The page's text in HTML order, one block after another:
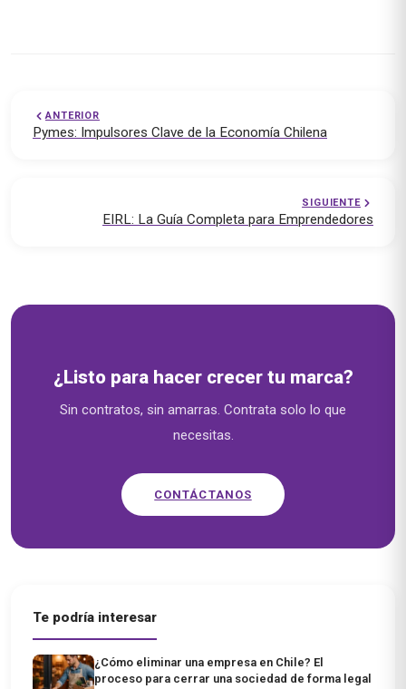
ANTERIOR
Pymes: Impulsores Clave de la Economía Chilena
SIGUIENTE
EIRL: La Guía Completa para Emprendedores
¿Listo para hacer crecer tu marca?
Sin contratos, sin amarras. Contrata solo lo que
necesitas.
CONTÁCTANOS
Te podría interesar
¿Cómo eliminar una empresa en Chile? El
proceso para cerrar una sociedad de forma legal